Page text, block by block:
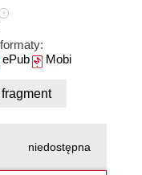
Mobi
niedostępna